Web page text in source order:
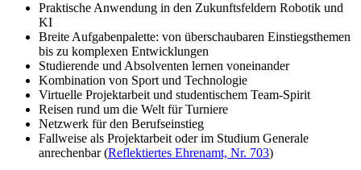
Praktische Anwendung in den Zukunftsfeldern Robotik und
KI
Breite Aufgabenpalette: von überschaubaren Einstiegsthemen
bis zu komplexen Entwicklungen
Studierende und Absolventen lernen voneinander
Kombination von Sport und Technologie
Virtuelle Projektarbeit und studentischem Team-Spirit
Reisen rund um die Welt für Turniere
Netzwerk für den Berufseinstieg
Fallweise als Projektarbeit oder im Studium Generale
anrechenbar (Reflektiertes Ehrenamt, Nr. 703)